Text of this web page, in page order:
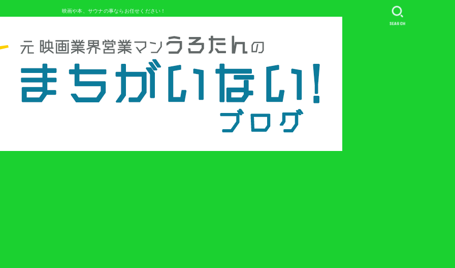
映画や本、サウナの事ならお任せください！
SEARCH